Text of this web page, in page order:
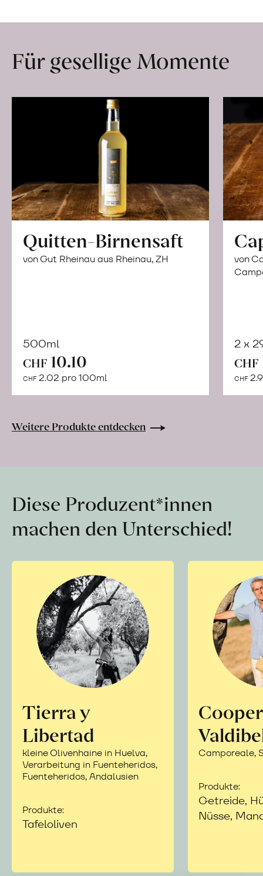
Hof
erfahren
Für gesellige Momente
Quitten-Birnensaft
von Gut Rheinau aus Rheinau, ZH
500ml
CHF 10.10
CHF 2.02 pro 100ml
Warenkorb
von
2 x
CHF
CHF
Weitere Produkte entdecken
Diese Produzent*innen
machen den Unterschied!
Tierra y
Libertad
kleine Olivenhaine in Huelva,
Verarbeitung in Fuenteheridos,
Fuenteheridos, Andalusien
Produkte:
Tafeloliven
Camporeale,
Produkte:
Getreide,
Nüsse,